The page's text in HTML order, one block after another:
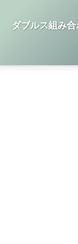
ダブルス組み